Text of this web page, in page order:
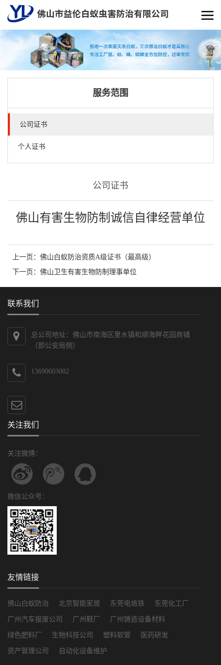
服务范围
公司证书
个人证书
公司证书
佛山有害生物防制诚信自律经营单位
上一页： 佛山白蚁防治资质A级证书（最高级）
下一页： 佛山卫生有害生物防制理事单位
联系我们
总公司地址：佛山市南海区里水镇和顺海畔花园商铺
（即公安局侧）
13690603002
关注我们
关注微博：
微信公众号：
友情链接
佛山白蚁防治 北京智能家居 东莞电烙铁 东莞化工厂
广州汽车报废公司 广州鞋厂 广州铸造设备材料
绿色肥料厂 生物科技公司 塑料软管 医药研发
资产管理公司 自动化设备维护